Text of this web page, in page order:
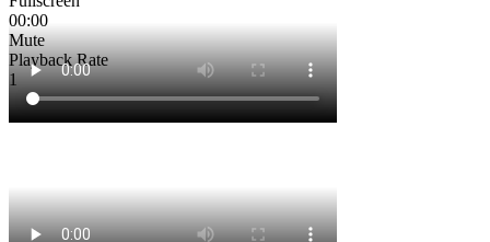
00:00
Mute
Playback Rate
1